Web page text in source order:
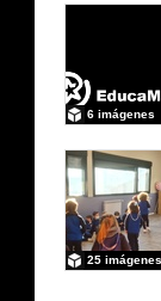
6 imágenes
25 imágenes